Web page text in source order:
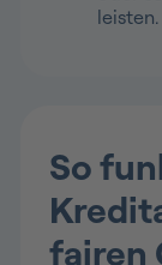
leisten.
So
fairen